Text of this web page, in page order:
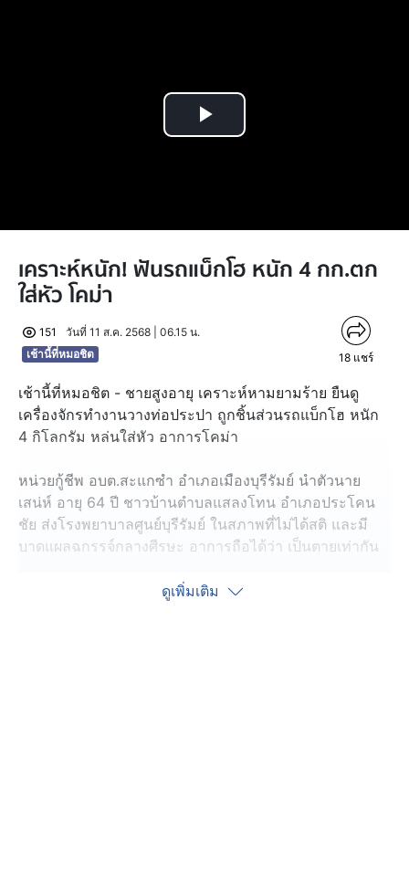
Play
เคราะห์หนัก! ฟันรถแบ็กโฮ หนัก 4 กก.ตก
ใส่หัว โคม่า
151
วันที่ 11 ส.ค. 2568 | 06.15 น.
เช้านี้ที่หมอชิต
18 แชร์
เช้านี้ที่หมอชิต - ชายสูงอายุ เคราะห์หามยามร้าย ยืนดู
เครื่องจักรทำงานวางท่อประปา ถูกชิ้นส่วนรถแบ็กโฮ หนัก
4 กิโลกรัม หล่นใส่หัว อาการโคม่า
หน่วยกู้ชีพ อบต.สะแกซำ อำเภอเมืองบุรีรัมย์ นำตัวนาย
เสน่ห์ อายุ 64 ปี ชาวบ้านตำบลแสลงโทน อำเภอประโคน
ชัย ส่งโรงพยาบาลศูนย์บุรีรัมย์ ในสภาพที่ไม่ได้สติ และมี
บาดแผลฉกรรจ์กลางศีรษะ อาการถือได้ว่า เป็นตายเท่ากัน
สาเหตุของอาการบาดเจ็บ มาจากนายเสน่ห์ เดินออกมาดูรถ
ดูเพิ่มเติม